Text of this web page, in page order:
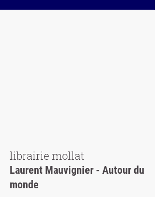
librairie mollat
Laurent Mauvignier - Autour du
monde